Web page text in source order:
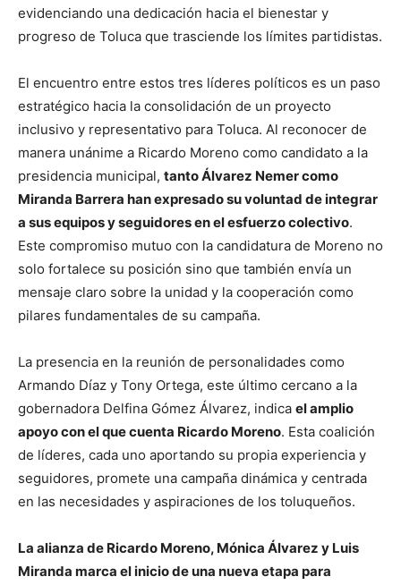
evidenciando una dedicación hacia el bienestar y
progreso de Toluca que trasciende los límites partidistas.
El encuentro entre estos tres líderes políticos es un paso
estratégico hacia la consolidación de un proyecto
inclusivo y representativo para Toluca. Al reconocer de
manera unánime a Ricardo Moreno como candidato a la
presidencia municipal, tanto Álvarez Nemer como
Miranda Barrera han expresado su voluntad de integrar
a sus equipos y seguidores en el esfuerzo colectivo.
Este compromiso mutuo con la candidatura de Moreno no
solo fortalece su posición sino que también envía un
mensaje claro sobre la unidad y la cooperación como
pilares fundamentales de su campaña.
La presencia en la reunión de personalidades como
Armando Díaz y Tony Ortega, este último cercano a la
gobernadora Delfina Gómez Álvarez, indica el amplio
apoyo con el que cuenta Ricardo Moreno. Esta coalición
de líderes, cada uno aportando su propia experiencia y
seguidores, promete una campaña dinámica y centrada
en las necesidades y aspiraciones de los toluqueños.
La alianza de Ricardo Moreno, Mónica Álvarez y Luis
Miranda marca el inicio de una nueva etapa para